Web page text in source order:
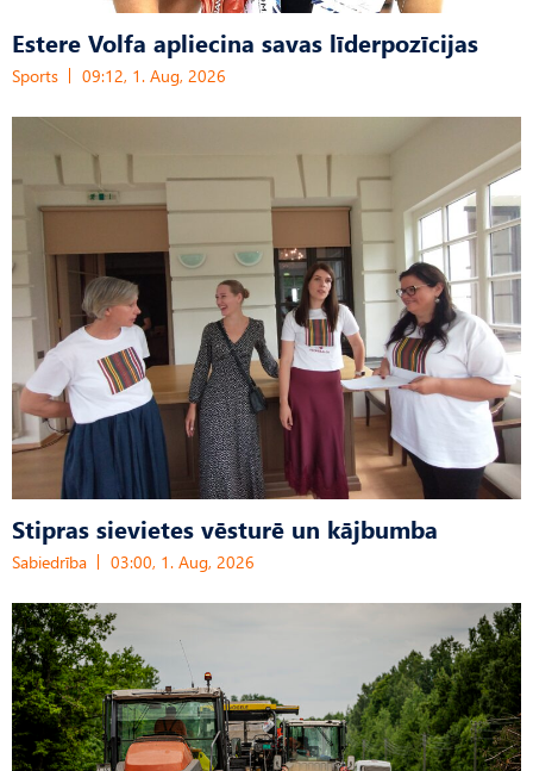
Estere Volfa apliecina savas līderpozīcijas
Sports 09:12, 1. Aug, 2026
Stipras sievietes vēsturē un kājbumba
Sabiedrība 03:00, 1. Aug, 2026